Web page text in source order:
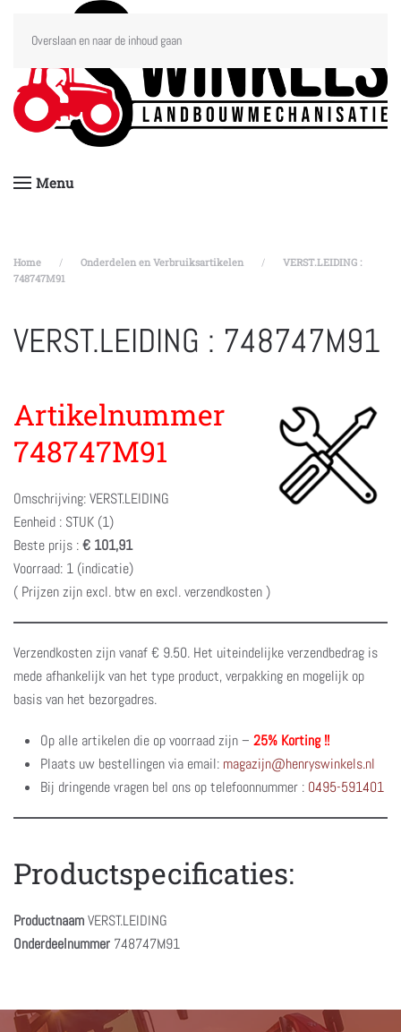
Overslaan en naar de inhoud gaan
Menu
Home Onderdelen en Verbruiksartikelen
VERST.LEIDING :
748747M91
VERST.LEIDING : 748747M91
Artikelnummer
748747M91
Omschrijving: VERST.LEIDING
Eenheid : STUK (1)
Beste prijs :€ 101,91
Voorraad: 1 (indicatie)
( Prijzen zijn excl. btw en excl. verzendkosten )
Verzendkosten zijn vanaf € 9.50. Het uiteindelijke verzendbedrag is
mede afhankelijk van het type product, verpakking en mogelijk op
basis van het bezorgadres.
Op alle artikelen die op voorraad zijn – 25% Korting !!
Plaats uw bestellingen via email: magazijn@henryswinkels.nl
Bij dringende vragen bel ons op telefoonnummer : 0495-591401
Productspecificaties:
ProductnaamVERST.LEIDING
Onderdeelnummer 748747M91